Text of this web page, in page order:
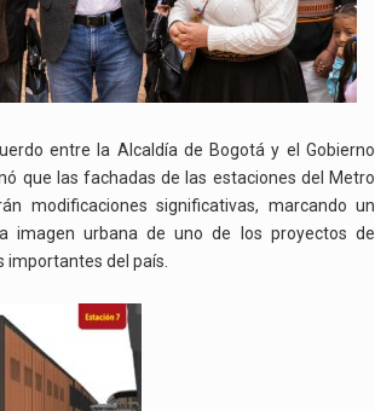
YA
SON
UNA
entre la Alcaldía de Bogotá y el Gobierno
que las fachadas de las estaciones del Metro
modificaciones significativas, marcando un
imagen urbana de uno de los proyectos de
del país.